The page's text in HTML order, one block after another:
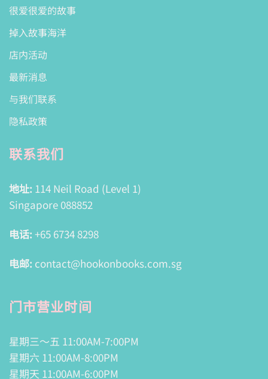
很爱很爱的故事
掉入故事海洋
店内活动
最新消息
与我们联系
隐私政策
联系我们
地址: 114 Neil Road (Level 1)
Singapore 088852
电话: +65 6734 8298
电邮: contact@hookonbooks.com.sg
门市营业时间
星期三～五 11:00AM-7:00PM
星期六 11:00AM-8:00PM
星期天 11:00AM-6:00PM